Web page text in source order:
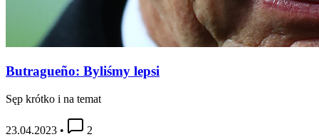
Butragueño: Byliśmy lepsi
Sęp krótko i na temat
23.04.2023 • 2